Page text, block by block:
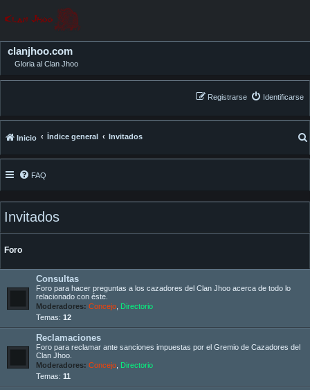
clanjhoo.com
Gloria al Clan Jhoo
Identificarse
Registrarse
Inicio Índice general Invitados
FAQ
Invitados
Foro
Consultas
Foro para hacer preguntas a los cazadores del Clan Jhoo acerca de todo lo
relacionado con éste.
Moderadores: Concejo Directorio
Temas: 12
Reclamaciones
Foro para reclamar ante sanciones impuestas por el Gremio de Cazadores del
Clan Jhoo.
Moderadores: Concejo Directorio
Temas: 11